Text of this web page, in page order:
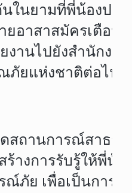
ในยามที่พี่น้องปร
อาสาสมัครเตือนภั
งานไปยังสำนักงา
ภัยแห่งชาติต่อไป”
ดสถานการณ์สาธา
างการรับรู้ให้พี่น้อ
ภัย เพื่อเป็นการป้